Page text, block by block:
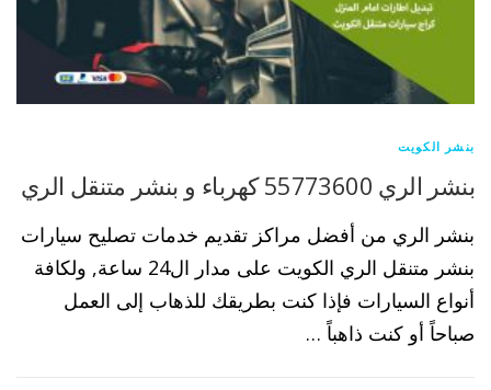
بنشر الكويت
بنشر الري 55773600 كهرباء و بنشر متنقل الري
بنشر الري من أفضل مراكز تقديم خدمات تصليح سيارات
بنشر متنقل الري الكويت على مدار ال24 ساعة, ولكافة
أنواع السيارات فإذا كنت بطريقك للذهاب إلى العمل
صباحاً أو كنت ذاهباً …